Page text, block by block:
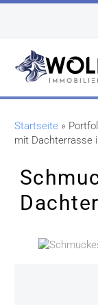
Startseite »
mit Dachterrasse